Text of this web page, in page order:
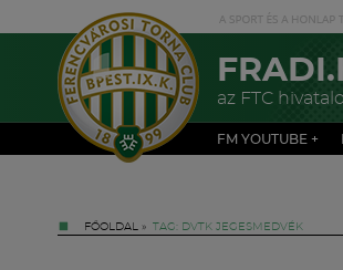
az FTC
FM YOUTUBE +
FŐOLDAL » TAG: DVTK JEGESMEDVÉK